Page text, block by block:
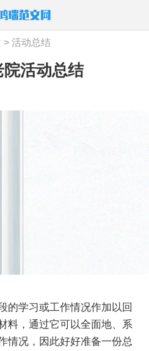
>活动总结
活动总结
的学习或工作情况作加以回
料，通过它可以全面地、系
情况，因此好好准备一份总